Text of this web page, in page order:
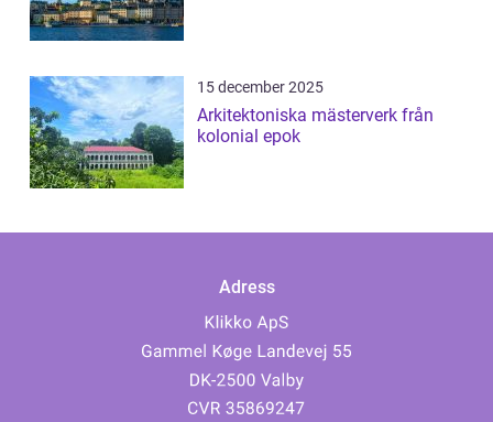
15 december 2025
Arkitektoniska mästerverk från
kolonial epok
Adress